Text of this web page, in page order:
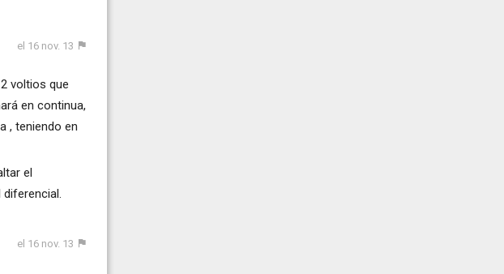
el 16 nov. 13
voltios que
en continua,
, teniendo en
el
el 16 nov. 13